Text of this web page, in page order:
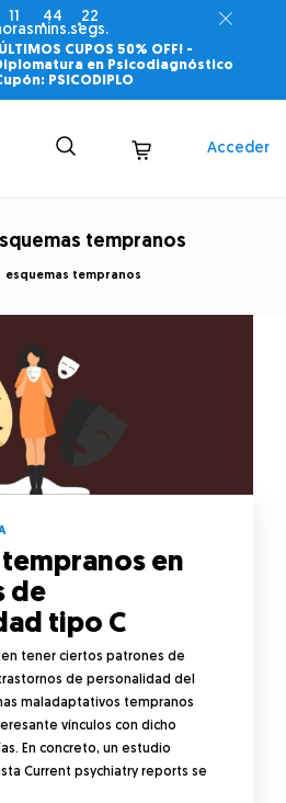
11
44
mins.
22
segs.
CUPOS 50% OFF! -
en Psicodiagnóstico
PSICODIPLO
Acceder
tempranos
esquemas tempranos
tempranos en
de
tipo C
tener ciertos patrones de
de personalidad del
maladaptativos tempranos
vínculos con dicho
En concreto, un estudio
Current psychiatry reports se